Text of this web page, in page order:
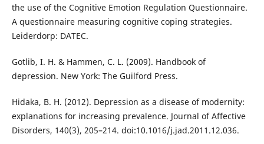
the use of the Cognitive Emotion Regulation Questionnaire.
A questionnaire measuring cognitive coping strategies.
Leiderdorp: DATEC.
Gotlib, I. H. & Hammen, C. L. (2009). Handbook of
depression. New York: The Guilford Press.
Hidaka, B. H. (2012). Depression as a disease of modernity:
explanations for increasing prevalence. Journal of Affective
Disorders, 140(3), 205–214. doi:10.1016/j.jad.2011.12.036.